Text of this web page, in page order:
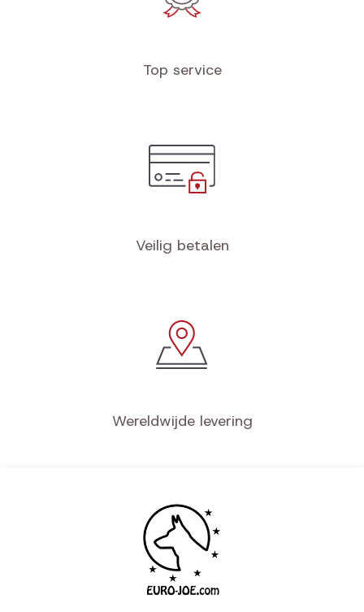
Top service
Veilig betalen
Wereldwijde levering